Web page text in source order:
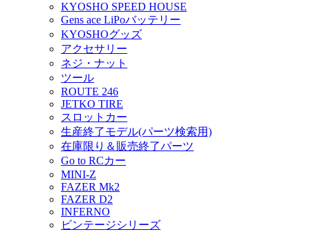
KYOSHO SPEED HOUSE
Gens ace LiPoバッテリー
KYOSHOグッズ
アクセサリー
ネジ・ナット
ツール
ROUTE 246
JETKO TIRE
スロットカー
生産終了モデル(パーツ検索用)
在庫限り＆販売終了パーツ
Go to RCカー
MINI-Z
FAZER Mk2
FAZER D2
INFERNO
ビンテージシリーズ